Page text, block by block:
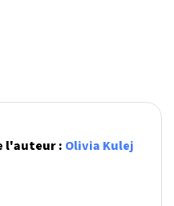
l'auteur : Olivia Kulej